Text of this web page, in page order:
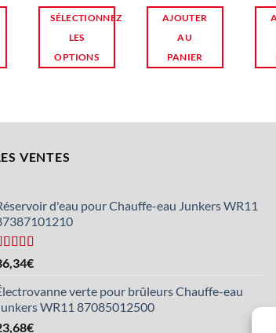
SÉLECTIONNEZ
LES
OPTIONS
disponibles
AJOUTER
AU
PANIER
VENTES
d'eau pour Chauffe-eau Junkers WR11
:4,5
sur 5
€
verte pour brûleurs Chauffe-eau
WR11 87085012500
€